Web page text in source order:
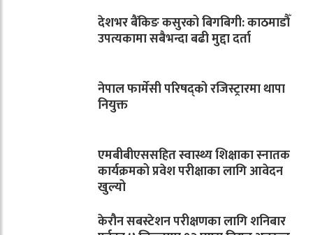
देशभर बैंकिङ कसुरको बिगबिगी: काठमाडौँ
उपत्यकामा सबैभन्दा बढी मुद्दा दर्ता
नेपाल फार्मेसी परिषद्को रजिस्ट्रारमा थापा
नियुक्त
एमबीबीएससहित स्वास्थ्य शिक्षाका स्नातक
कार्यक्रमको प्रवेश परीक्षाका लागि आवेदन
खुल्यो
केरौन सबस्टेशन परीक्षणका लागि शनिबार